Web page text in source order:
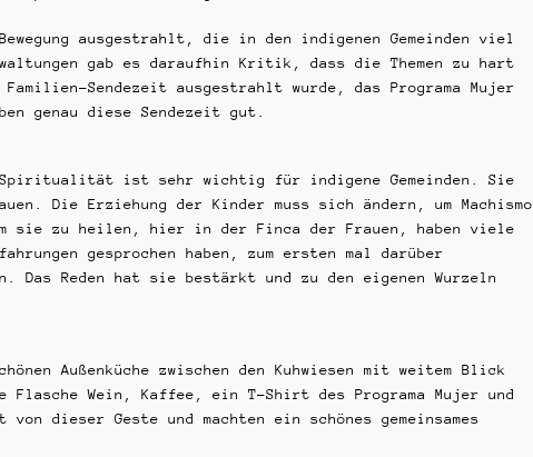
ausgestrahlt, die in den indigenen Gemeinden viel
gab es daraufhin Kritik, dass die Themen zu hart
Sendezeit ausgestrahlt wurde, das Programa Mujer
genau diese Sendezeit gut.
„Spiritualität ist sehr wichtig für indigene Gemeinden. Sie
Die Erziehung der Kinder muss sich ändern, um Machismo
um sie zu heilen, hier in der Finca der Frauen, haben viele
gesprochen haben, zum ersten mal darüber
Das Reden hat sie bestärkt und zu den eigenen Wurzeln
Außenküche zwischen den Kuhwiesen mit weitem Blick
Wein, Kaffee, ein T-Shirt des Programa Mujer und
dieser Geste und machten ein schönes gemeinsames